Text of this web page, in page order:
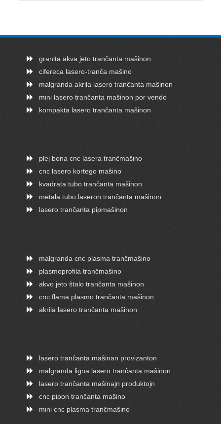
granita akva jeto tranĉanta maŝinon
cifereca lasero-tranĉa maŝino
malgranda akrila lasero tranĉanta maŝinon
mini lasero tranĉanta maŝinon por vendo
kompakta lasero tranĉanta maŝinon
plej bona cnc lasera tranĉmaŝino
cnc lasero kortego maŝino
kvadrata tubo tranĉanta maŝinon
metala tubo laseron tranĉanta maŝinon
lasero tranĉanta pipmaŝinon
malgranda cnc plasma tranĉmaŝino
plasmoprofila tranĉmaŝino
akvo jeto ŝtalo tranĉanta maŝinon
cnc flama plasmo tranĉanta maŝinon
akrila lasero tranĉanta maŝinon
lasero tranĉanta maŝinan provizanton
malgranda ligna lasero tranĉanta maŝinon
lasero tranĉanta maŝinajn produktojn
cnc pipon tranĉanta maŝino
mini cnc plasma tranĉmaŝino